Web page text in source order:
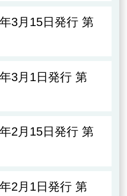
3月15日発行 第
3月1日発行 第
2月15日発行 第
2月1日発行 第